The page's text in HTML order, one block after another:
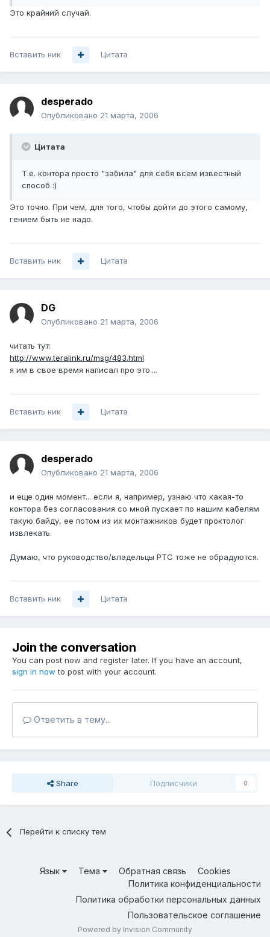
Это крайний случай.
Вставить ник Цитата
desperado
Опубликовано 21 марта, 2006
Цитата
Т.е. контора просто "забила" для себя всем известный
способ :)
Это точно. При чем, для того, чтобы дойти до этого самому,
гением быть не надо.
Вставить ник Цитата
DG
Опубликовано 21 марта, 2006
читать тут:
http://www.teralink.ru/msg/483.html
я им в свое время написал про это....
Вставить ник Цитата
desperado
Опубликовано 21 марта, 2006
и еще один момент... если я, например, узнаю что какая-то
контора без согласования со мной пускает по нашим кабелям
такую байду, ее потом из их монтажников будет проктолог
извлекать.
Думаю, что руководство/владельцы РТС тоже не обрадуются.
Вставить ник Цитата
Join the conversation
You can post now and register later. If you have an account,
sign in now to post with your account.
Ответить в тему...
Share Подписчики 0
Перейти к списку тем
Язык Тема Обратная связь
Cookies
Политика конфиденциальности
Политика обработки персональных данных
Пользовательское соглашение
Powered by Invision Community